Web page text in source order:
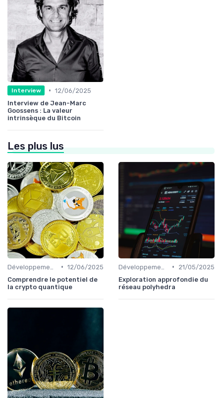
Interview • 12/06/2025
Interview de Jean-Marc
Goossens : La valeur
intrinsèque du Bitcoin
Les plus lus
• 12/06/2025
Comprendre le potentiel de
la crypto quantique
•
21/05/2025
Exploration approfondie du
réseau polyhedra